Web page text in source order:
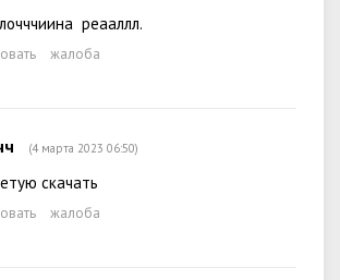
реааллл.
жалоба
(4 марта 2023 06:50)
скачать
жалоба